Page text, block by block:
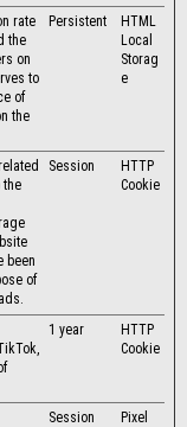
rate
the
on
to
of
the
Persistent
HTML
Local
Storag
e
the
been
of
Session
HTTP
Cookie
1 year
HTTP
Cookie
Session
Pixel